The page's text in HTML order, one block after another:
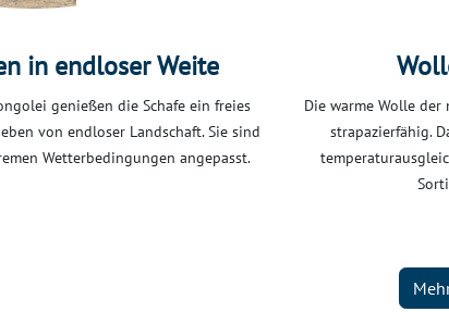
in endloser Weite
genießen die Schafe ein freies
von endloser Landschaft. Sie sind
Wetterbedingungen angepasst.
Die warme Wolle der
strapazierfähig.